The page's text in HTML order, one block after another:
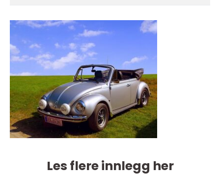
Les flere innlegg her